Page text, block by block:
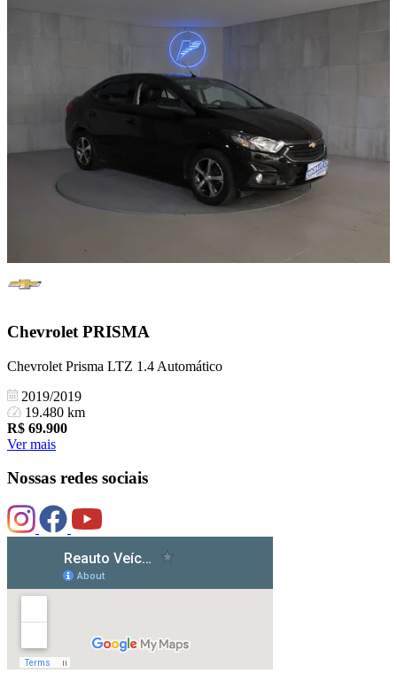
Chevrolet PRISMA
Chevrolet Prisma LTZ 1.4 Automático
2019/2019
19.480 km
R$ 69.900
Ver mais
Nossas redes sociais